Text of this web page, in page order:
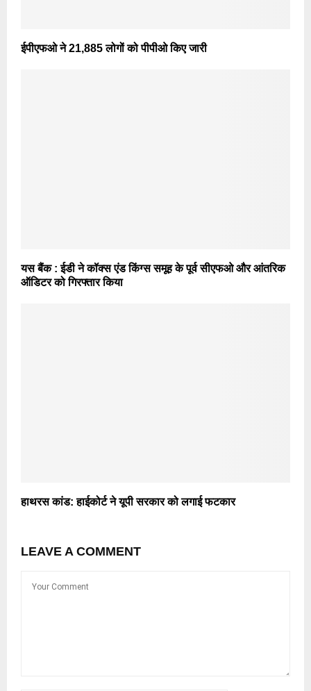
ईपीएफओ ने 21,885 लोगों को पीपीओ किए जारी
यस बैंक : ईडी ने कॉक्स एंड किंग्स समूह के पूर्व सीएफओ और आंतरिक
ऑडिटर को गिरफ्तार किया
हाथरस कांड: हाईकोर्ट ने यूपी सरकार को लगाई फटकार
LEAVE A COMMENT